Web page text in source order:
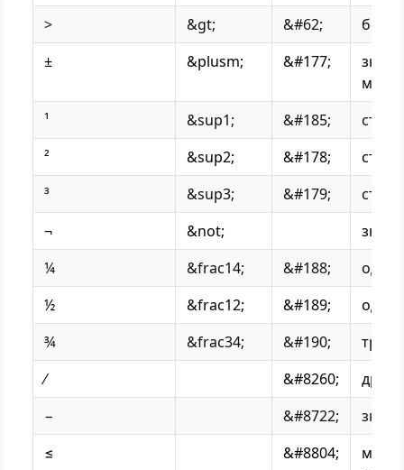
>
&gt; &#62;
±
&plusm; &#177;
знак
¹
&sup1; &#185;
²
&sup2; &#178;
³
&sup3; &#179;
¬
&not;
знак
¼
&frac14; &#188;
одна
½
&frac12; &#189;
одна
¾
&frac34; &#190;
три
⁄
&#8260;
−
&#8722;
знак
≤
&#8804;